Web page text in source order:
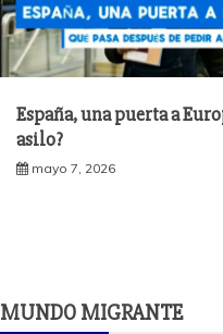
España, una puerta a
asilo?
mayo 7, 2026
MUNDO MIGRANTE